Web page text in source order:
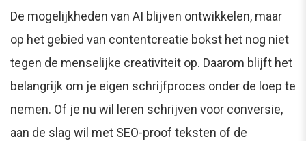
De mogelijkheden van AI blijven ontwikkelen, maar
op het gebied van contentcreatie bokst het nog niet
tegen de menselijke creativiteit op. Daarom blijft het
belangrijk om je eigen schrijfproces onder de loep te
nemen. Of je nu wil leren schrijven voor conversie,
aan de slag wil met SEO-proof teksten of de